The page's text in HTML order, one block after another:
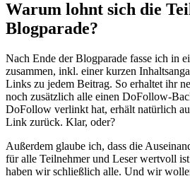
Warum lohnt sich die
Blogparade?
Nach Ende der Blogparade fasse ich in
zusammen, inkl. einer kurzen
Links zu jedem Beitrag. So erhaltet ihr
noch zusätzlich alle einen DoFollow-
DoFollow verlinkt hat, erhält natürlich
Link zurück. Klar, oder?
Außerdem glaube ich, dass die
für alle Teilnehmer und Leser wertvoll
haben wir schließlich alle. Und wir